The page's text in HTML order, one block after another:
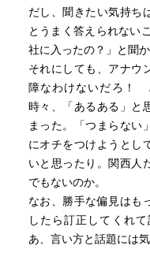
だし、聞きたい気持ち
とうまく答えられない
社に入ったの？」と聞
それにしても、アナウ
障なわけないだろ！
時々、「あるある」と
まった。「つまらない
にオチをつけようとし
いと思ったり。関西人
でもないのか。
なお、勝手な偏見はも
したら訂正してくれ
あ、言い方と話題には